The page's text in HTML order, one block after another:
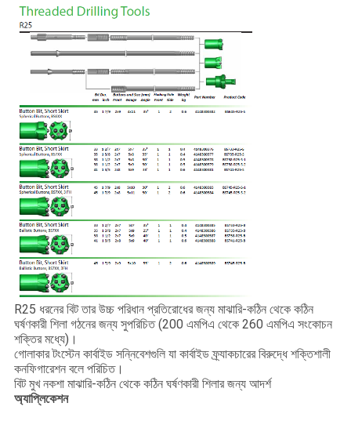
R25 ধরনের বিট তার উচ্চ পরিধান প্রতিরোধের জন্য মাঝারি-কঠিন থেকে কঠিন
ঘর্ষণকারী শিলা গঠনের জন্য সুপরিচিত (200 এমপিএ থেকে 260 এমপিএ সংকোচন
শক্তির মধ্যে)।
গোলাকার টংস্টেন কার্বাইড সন্নিবেশগুলি যা কার্বাইড ফ্র্যাকচারের বিরুদ্ধে শক্তিশালী
কনফিগারেশন বলে পরিচিত।
বিট মুখ নকশা মাঝারি-কঠিন থেকে কঠিন ঘর্ষণকারী শিলার জন্য আদর্শ
অ্যাপ্লিকেশন